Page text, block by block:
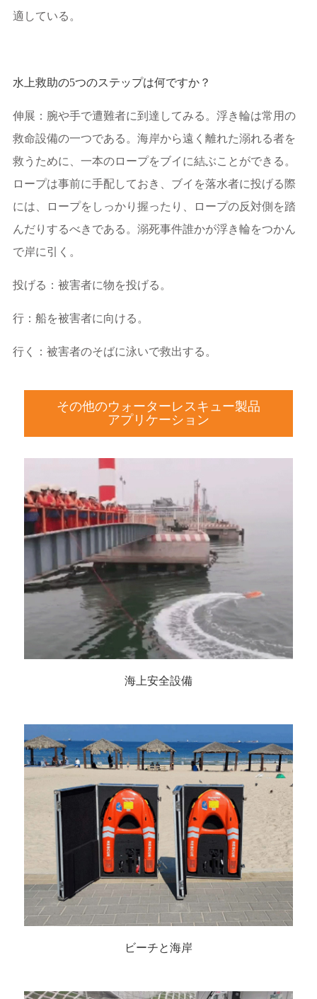
適している。
水上救助の5つのステップは何ですか？
伸展：腕や手で遭難者に到達してみる。浮き輪は常用の
救命設備の一つである。海岸から遠く離れた溺れる者を
救うために、一本のロープをブイに結ぶことができる。
ロープは事前に手配しておき、ブイを落水者に投げる際
には、ロープをしっかり握ったり、ロープの反対側を踏
んだりするべきである。溺死事件誰かが浮き輪をつかん
で岸に引く。
投げる：被害者に物を投げる。
行：船を被害者に向ける。
行く：被害者のそばに泳いで救出する。
その他のウォーターレスキュー製品
アプリケーション
海上安全設備
ビーチと海岸